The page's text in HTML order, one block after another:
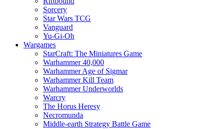
Sorcery
Star Wars TCG
Vanguard
Yu-Gi-Oh
Wargames
StarCraft: The Miniatures Game
Warhammer 40,000
Warhammer Age of Sigmar
Warhammer Kill Team
Warhammer Underworlds
Warcry
The Horus Heresy
Necromunda
Middle-earth Strategy Battle Game